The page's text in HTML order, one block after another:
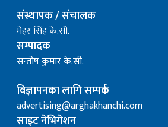
संस्थापक / संचालक
मेहर सिंह के.सी.
सम्पादक
सन्तोष कुमार के.सी.
विज्ञापनका लागि सम्पर्क
advertising@arghakhanchi.com
साइट नेभिगेशन